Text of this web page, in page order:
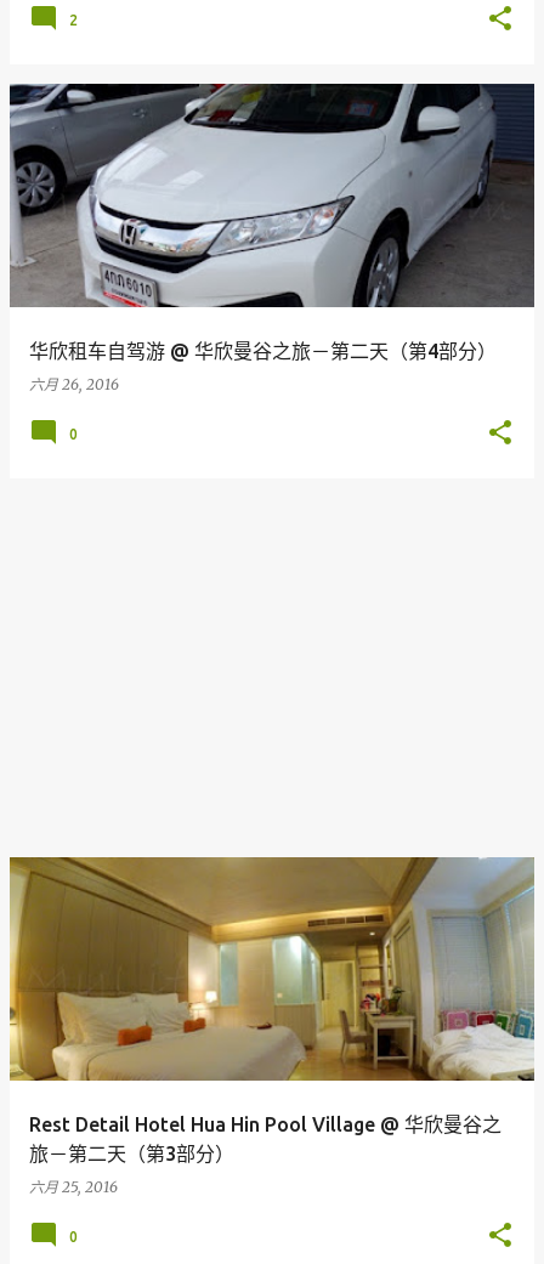
2
华欣租车自驾游 @ 华欣曼谷之旅－第二天（第4部分）
六月 26, 2016
0
Rest Detail Hotel Hua Hin Pool Village @ 华欣曼谷之
旅－第二天（第3部分）
六月 25, 2016
0